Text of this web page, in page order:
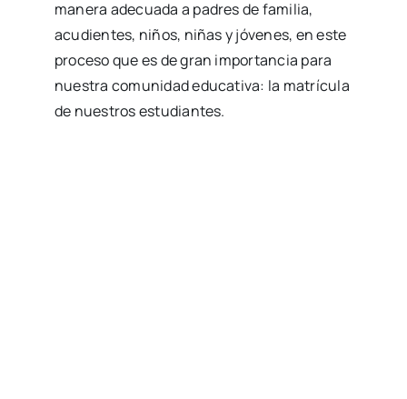
manera adecuada a padres de familia,
acudientes, niños, niñas y jóvenes, en este
proceso que es de gran importancia para
nuestra comunidad educativa: la matrícula
de nuestros estudiantes.